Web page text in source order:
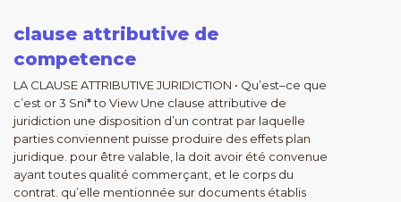
clause attributive de
competence
LA CLAUSE ATTRIBUTIVE JURIDICTION • Qu’est–ce que
c’est or 3 Sni* to View Une clause attributive de
juridiction une disposition d’un contrat par laquelle
parties conviennent puisse produire des effets plan
juridique. pour être valable, la doit avoir été convenue
ayant toutes qualité commerçant, et le corps du
contrat. qu’elle mentionnée sur documents établis